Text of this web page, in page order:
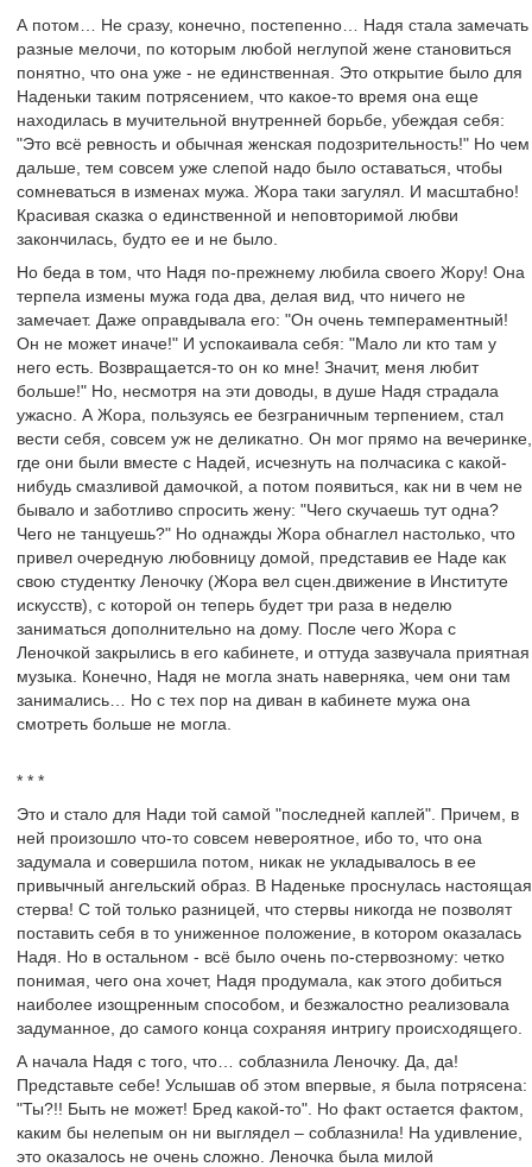
А потом… Не сразу, конечно, постепенно… Надя стала замечать
разные мелочи, по которым любой неглупой жене становиться
понятно, что она уже - не единственная. Это открытие было для
Наденьки таким потрясением, что какое-то время она еще
находилась в мучительной внутренней борьбе, убеждая себя:
"Это всё ревность и обычная женская подозрительность!" Но чем
дальше, тем совсем уже слепой надо было оставаться, чтобы
сомневаться в изменах мужа. Жора таки загулял. И масштабно!
Красивая сказка о единственной и неповторимой любви
закончилась, будто ее и не было.
Но беда в том, что Надя по-прежнему любила своего Жору! Она
терпела измены мужа года два, делая вид, что ничего не
замечает. Даже оправдывала его: "Он очень темпераментный!
Он не может иначе!" И успокаивала себя: "Мало ли кто там у
него есть. Возвращается-то он ко мне! Значит, меня любит
больше!" Но, несмотря на эти доводы, в душе Надя страдала
ужасно. А Жора, пользуясь ее безграничным терпением, стал
вести себя, совсем уж не деликатно. Он мог прямо на вечеринке,
где они были вместе с Надей, исчезнуть на полчасика с какой-
нибудь смазливой дамочкой, а потом появиться, как ни в чем не
бывало и заботливо спросить жену: "Чего скучаешь тут одна?
Чего не танцуешь?" Но однажды Жора обнаглел настолько, что
привел очередную любовницу домой, представив ее Наде как
свою студентку Леночку (Жора вел сцен.движение в Институте
искусств), с которой он теперь будет три раза в неделю
заниматься дополнительно на дому. После чего Жора с
Леночкой закрылись в его кабинете, и оттуда зазвучала приятная
музыка. Конечно, Надя не могла знать наверняка, чем они там
занимались… Но с тех пор на диван в кабинете мужа она
смотреть больше не могла.
* * *
Это и стало для Нади той самой "последней каплей". Причем, в
ней произошло что-то совсем невероятное, ибо то, что она
задумала и совершила потом, никак не укладывалось в ее
привычный ангельский образ. В Наденьке проснулась настоящая
стерва! С той только разницей, что стервы никогда не позволят
поставить себя в то униженное положение, в котором оказалась
Надя. Но в остальном - всё было очень по-стервозному: четко
понимая, чего она хочет, Надя продумала, как этого добиться
наиболее изощренным способом, и безжалостно реализовала
задуманное, до самого конца сохраняя интригу происходящего.
А начала Надя с того, что… соблазнила Леночку. Да, да!
Представьте себе! Услышав об этом впервые, я была потрясена:
"Ты?!! Быть не может! Бред какой-то". Но факт остается фактом,
каким бы нелепым он ни выглядел – соблазнила! На удивление,
это оказалось не очень сложно. Леночка была милой